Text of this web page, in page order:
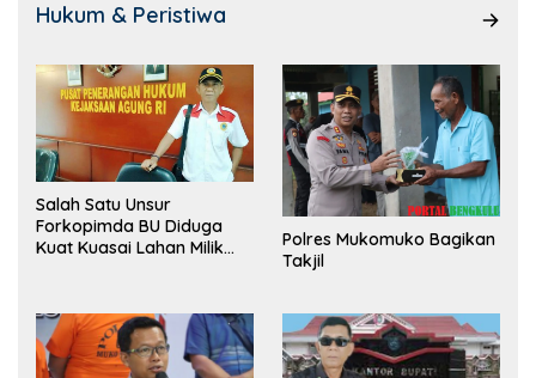
Hukum & Peristiwa
Salah Satu Unsur
Forkopimda BU Diduga
Kuat Kuasai Lahan Milik
Polres Mukomuko Bagikan
Takjil